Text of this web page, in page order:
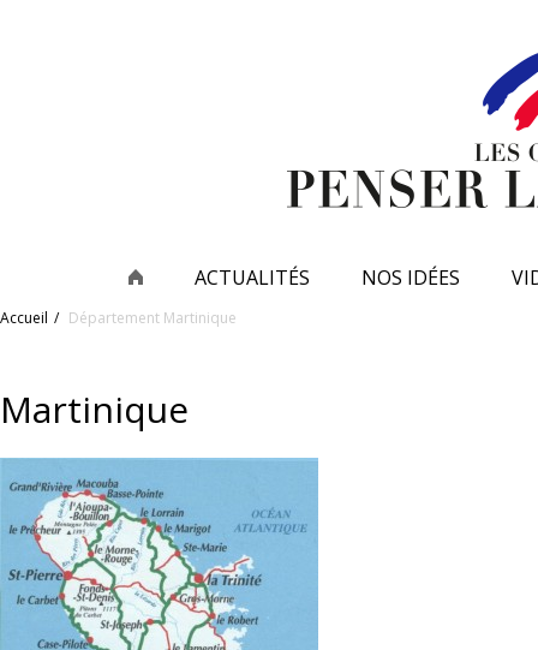
ACTUALITÉS NOS IDÉES
Accueil Département Martinique
Martinique